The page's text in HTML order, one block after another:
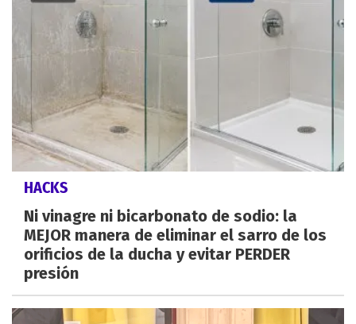
HACKS
Ni vinagre ni bicarbonato de sodio: la
MEJOR manera de eliminar el sarro de los
orificios de la ducha y evitar PERDER
presión